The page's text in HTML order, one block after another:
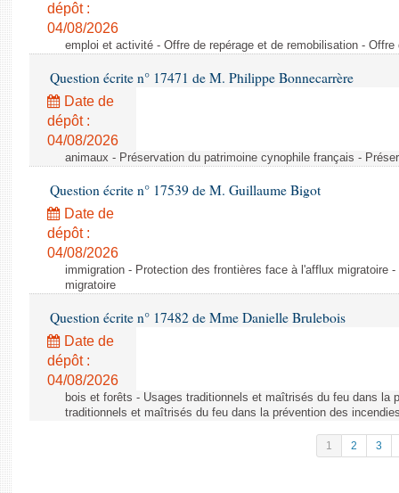
dépôt :
04/08/2026
emploi et activité - Offre de repérage et de remobilisation -
Question écrite n° 17471 de M. Philippe Bonnecarrère
Date de
dépôt :
04/08/2026
animaux - Préservation du patrimoine cynophile français -
Question écrite n° 17539 de M. Guillaume Bigot
Date de
dépôt :
04/08/2026
immigration - Protection des frontières face à l'afflux migratoire
migratoire
Question écrite n° 17482 de Mme Danielle Brulebois
Date de
dépôt :
04/08/2026
bois et forêts - Usages traditionnels et maîtrisés du feu dans la
traditionnels et maîtrisés du feu dans la prévention des
1 2 3